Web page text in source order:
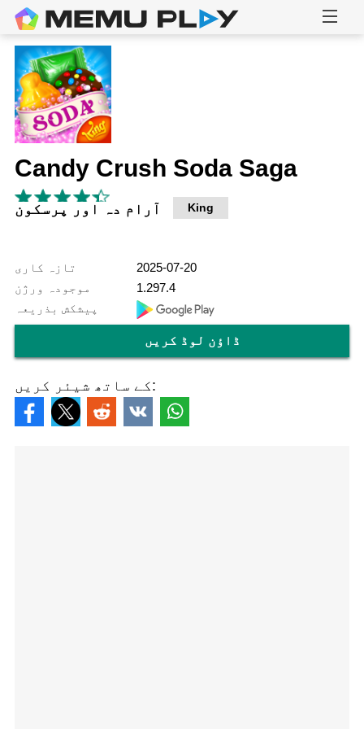
Candy Crush Soda Saga
آرام دہ اور پرسکون King
تازہ کاری
2025-07-20
موجودہ ورژن
1.297.4
پیشکش بذریعہ
ڈاؤن لوڈ کریں
کے ساتھ شیئر کریں: